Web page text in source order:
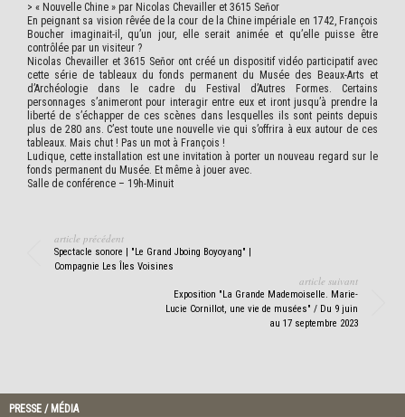
> « Nouvelle Chine » par Nicolas Chevailler et 3615 Seňor
En peignant sa vision rêvée de la cour de la Chine impériale en 1742, François
Boucher imaginait-il, qu’un jour, elle serait animée et qu’elle puisse être
contrôlée par un visiteur ?
Nicolas Chevailler et 3615 Seňor ont créé un dispositif vidéo participatif avec
cette série de tableaux du fonds permanent du Musée des Beaux-Arts et
d’Archéologie dans le cadre du Festival d’Autres Formes. Certains
personnages s’animeront pour interagir entre eux et iront jusqu’à prendre la
liberté de s’échapper de ces scènes dans lesquelles ils sont peints depuis
plus de 280 ans. C’est toute une nouvelle vie qui s’offrira à eux autour de ces
tableaux. Mais chut ! Pas un mot à François !
Ludique, cette installation est une invitation à porter un nouveau regard sur le
fonds permanent du Musée. Et même à jouer avec.
Salle de conférence – 19h-Minuit
article précédent
Spectacle sonore | "Le Grand Jboing Boyoyang" |
Compagnie Les Îles Voisines
article suivant
Exposition "La Grande Mademoiselle. Marie-
Lucie Cornillot, une vie de musées" / Du 9 juin
au 17 septembre 2023
PRESSE / MÉDIA